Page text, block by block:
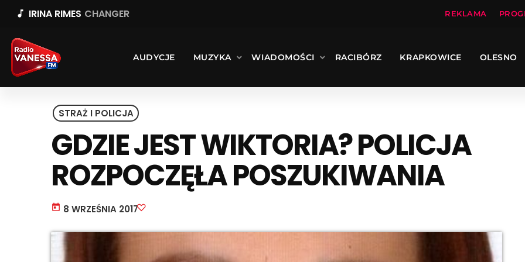
music_note IRINA RIMES CHANGER REKLAMA
AUDYCJE MUZYKA WIADOMOŚCI RACIBÓRZ KRAPKOWICE OLESNO
STRAŻ I POLICJA
GDZIE JEST WIKTORIA? POLICJA
ROZPOCZĘŁA POSZUKIWANIA
today 8 WRZEŚNIA 2017